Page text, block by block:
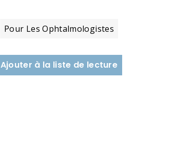
Pour Les Ophtalmologistes
Ajouter à la liste de lecture